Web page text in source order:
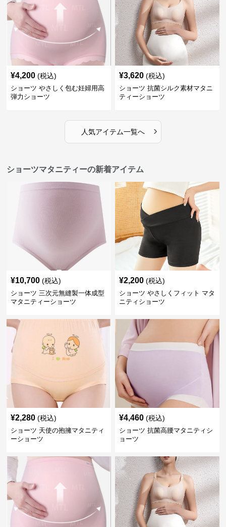
¥4,200 (税込)
ショーツ やさしく包む妊婦用高
弾力ショーツ
¥3,620 (税込)
ショーツ 抗菌シルク素材マタニ
ティーショーツ
人気アイテム一覧へ ›
ショーツマタニティーの新着アイテム
¥10,700 (税込)
ショーツ 三次元無縫製一体成型
マタニティーショーツ
¥2,200 (税込)
ショーツ やさしくフィット マタ
ニティショーツ
¥2,280 (税込)
ショーツ 天使の抱擁マタニティ
ーショーツ
¥4,460 (税込)
ショーツ 抗菌高腰マタニティシ
ョーツ